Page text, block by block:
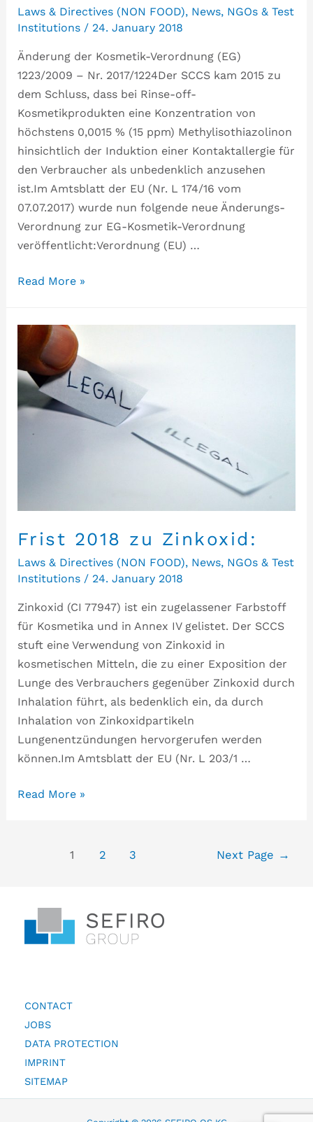
Laws & Directives (NON FOOD), News, NGOs & Test
Institutions/ 24. January 2018
Änderung der Kosmetik-Verordnung (EG)
1223/2009 – Nr. 2017/1224Der SCCS kam 2015 zu
dem Schluss, dass bei Rinse-off-
Kosmetikprodukten eine Konzentration von
höchstens 0,0015 % (15 ppm) Methylisothiazolinon
hinsichtlich der Induktion einer Kontaktallergie für
den Verbraucher als unbedenklich anzusehen
ist.Im Amtsblatt der EU (Nr. L 174/16 vom
07.07.2017) wurde nun folgende neue Änderungs-
Verordnung zur EG-Kosmetik-Verordnung
veröffentlicht:Verordnung (EU) …
Read More »
Frist 2018 zu Zinkoxid:
Laws & Directives (NON FOOD), News, NGOs & Test
Institutions/ 24. January 2018
Zinkoxid (CI 77947) ist ein zugelassener Farbstoff
für Kosmetika und in Annex IV gelistet. Der SCCS
stuft eine Verwendung von Zinkoxid in
kosmetischen Mitteln, die zu einer Exposition der
Lunge des Verbrauchers gegenüber Zinkoxid durch
Inhalation führt, als bedenklich ein, da durch
Inhalation von Zinkoxidpartikeln
Lungenentzündungen hervorgerufen werden
können.Im Amtsblatt der EU (Nr. L 203/1 …
Read More »
1 2 3 Next Page →
CONTACT
JOBS
DATA PROTECTION
IMPRINT
SITEMAP